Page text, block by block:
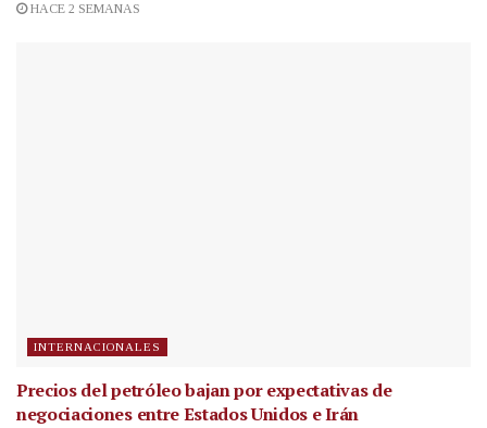
HACE 2 SEMANAS
INTERNACIONALES
Precios del petróleo bajan por expectativas de
negociaciones entre Estados Unidos e Irán